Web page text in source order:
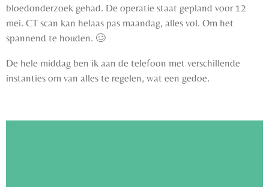
bloedonderzoek gehad. De operatie staat gepland voor 12
mei. CT scan kan helaas pas maandag, alles vol. Om het
spannend te houden. 🥴
De hele middag ben ik aan de telefoon met verschillende
instanties om van alles te regelen, wat een gedoe.